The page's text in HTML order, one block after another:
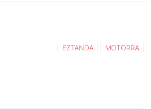
EZTANDA MOTORRA